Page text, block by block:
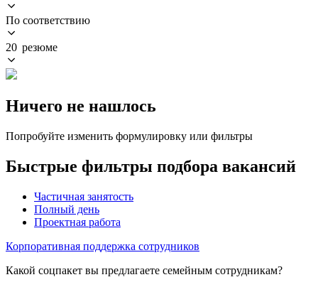
По соответствию
20 резюме
Ничего не нашлось
Попробуйте изменить формулировку или фильтры
Быстрые фильтры подбора вакансий
Частичная занятость
Полный день
Проектная работа
Корпоративная поддержка сотрудников
Какой соцпакет вы предлагаете семейным сотрудникам?